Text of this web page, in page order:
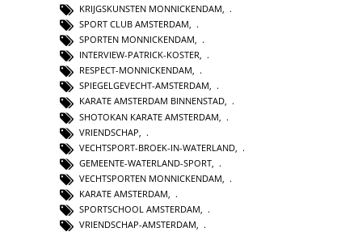
KRIJGSKUNSTEN MONNICKENDAM,
SPORT CLUB AMSTERDAM,
SPORTEN MONNICKENDAM,
INTERVIEW-PATRICK-KOSTER,
RESPECT-MONNICKENDAM,
SPIEGELGEVECHT-AMSTERDAM,
KARATE AMSTERDAM BINNENSTAD,
SHOTOKAN KARATE AMSTERDAM
VRIENDSCHAP
VECHTSPORT-BROEK-IN-WATERLAND
GEMEENTE-WATERLAND-SPORT
VECHTSPORTEN MONNICKENDAM
KARATE AMSTERDAM
SPORTSCHOOL AMSTERDAM
VRIENDSCHAP-AMSTERDAM